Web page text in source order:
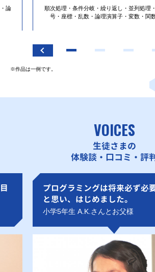
論
順次処理・条件分岐・繰り返し・並列処理
号・座標・乱数・論理演算子・変数・関
※作品は一例です。
VOICES
生徒さまの
体験談・口コミ・評
プログラミングは将来必ず必
と思い、はじめました。
小学5年生 A.K.さんとお父様